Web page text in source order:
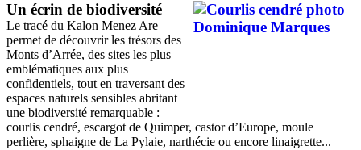
Un écrin de biodiversité
Le tracé du Kalon Menez Are
permet de découvrir les trésors des
Monts d’Arrée, des sites les plus
emblématiques aux plus
confidentiels, tout en traversant des
espaces naturels sensibles abritant
une biodiversité remarquable :
courlis cendré, escargot de Quimper, castor d’Europe, moule
perlière, sphaigne de La Pylaie, narthécie ou encore linaigrette...